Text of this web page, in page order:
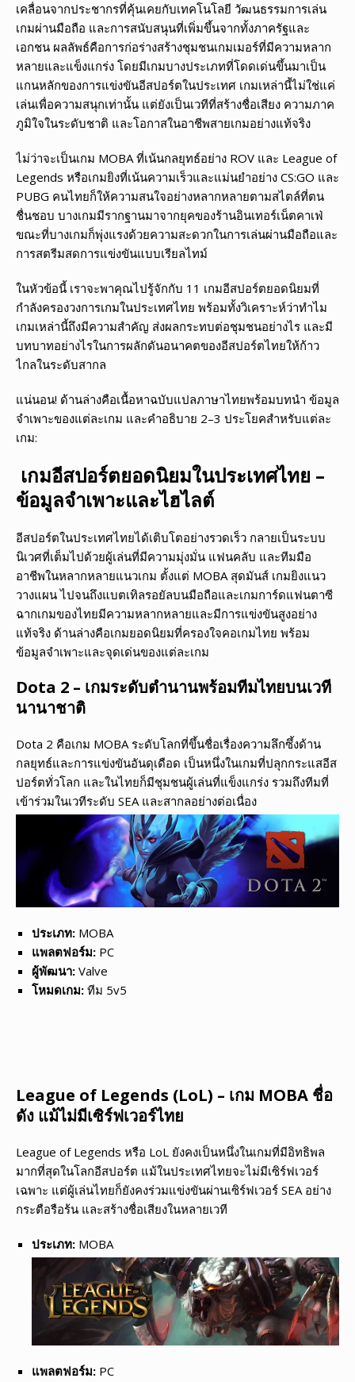
เคลื่อนจากประชากรที่คุ้นเคยกับเทคโนโลยี วัฒนธรรมการเล่น
เกมผ่านมือถือ และการสนับสนุนที่เพิ่มขึ้นจากทั้งภาครัฐและ
เอกชน ผลลัพธ์คือการก่อร่างสร้างชุมชนเกมเมอร์ที่มีความหลาก
หลายและแข็งแกร่ง โดยมีเกมบางประเภทที่โดดเด่นขึ้นมาเป็น
แกนหลักของการแข่งขันอีสปอร์ตในประเทศ เกมเหล่านี้ไม่ใช่แค่
เล่นเพื่อความสนุกเท่านั้น แต่ยังเป็นเวทีที่สร้างชื่อเสียง ความภาค
ภูมิใจในระดับชาติ และโอกาสในอาชีพสายเกมอย่างแท้จริง
ไม่ว่าจะเป็นเกม MOBA ที่เน้นกลยุทธ์อย่าง ROV และ League of
Legends หรือเกมยิงที่เน้นความเร็วและแม่นยำอย่าง CS:GO และ
PUBG คนไทยก็ให้ความสนใจอย่างหลากหลายตามสไตล์ที่ตน
ชื่นชอบ บางเกมมีรากฐานมาจากยุคของร้านอินเทอร์เน็ตคาเฟ่
ขณะที่บางเกมก็พุ่งแรงด้วยความสะดวกในการเล่นผ่านมือถือและ
การสตรีมสดการแข่งขันแบบเรียลไทม์
ในหัวข้อนี้ เราจะพาคุณไปรู้จักกับ 11 เกมอีสปอร์ตยอดนิยมที่
กำลังครองวงการเกมในประเทศไทย พร้อมทั้งวิเคราะห์ว่าทำไม
เกมเหล่านี้ถึงมีความสำคัญ ส่งผลกระทบต่อชุมชนอย่างไร และมี
บทบาทอย่างไรในการผลักดันอนาคตของอีสปอร์ตไทยให้ก้าว
ไกลในระดับสากล
แน่นอน! ด้านล่างคือเนื้อหาฉบับแปลภาษาไทยพร้อมบทนำ ข้อมูล
จำเพาะของแต่ละเกม และคำอธิบาย 2–3 ประโยคสำหรับแต่ละ
เกม:
เกมอีสปอร์ตยอดนิยมในประเทศไทย –
ข้อมูลจำเพาะและไฮไลต์
อีสปอร์ตในประเทศไทยได้เติบโตอย่างรวดเร็ว กลายเป็นระบบ
นิเวศที่เต็มไปด้วยผู้เล่นที่มีความมุ่งมั่น แฟนคลับ และทีมมือ
อาชีพในหลากหลายแนวเกม ตั้งแต่ MOBA สุดมันส์ เกมยิงแนว
วางแผน ไปจนถึงแบตเทิลรอยัลบนมือถือและเกมการ์ดแฟนตาซี
ฉากเกมของไทยมีความหลากหลายและมีการแข่งขันสูงอย่าง
แท้จริง ด้านล่างคือเกมยอดนิยมที่ครองใจคอเกมไทย พร้อม
ข้อมูลจำเพาะและจุดเด่นของแต่ละเกม
Dota 2 – เกมระดับตำนานพร้อมทีมไทยบนเวที
นานาชาติ
Dota 2 คือเกม MOBA ระดับโลกที่ขึ้นชื่อเรื่องความลึกซึ้งด้าน
กลยุทธ์และการแข่งขันอันดุเดือด เป็นหนึ่งในเกมที่ปลุกกระแสอีส
ปอร์ตทั่วโลก และในไทยก็มีชุมชนผู้เล่นที่แข็งแกร่ง รวมถึงทีมที่
เข้าร่วมในเวทีระดับ SEA และสากลอย่างต่อเนื่อง
ประเภท: MOBA
แพลตฟอร์ม: PC
ผู้พัฒนา: Valve
โหมดเกม: ทีม 5v5
League of Legends (LoL) – เกม MOBA ชื่อ
ดัง แม้ไม่มีเซิร์ฟเวอร์ไทย
League of Legends หรือ LoL ยังคงเป็นหนึ่งในเกมที่มีอิทธิพล
มากที่สุดในโลกอีสปอร์ต แม้ในประเทศไทยจะไม่มีเซิร์ฟเวอร์
เฉพาะ แต่ผู้เล่นไทยก็ยังคงร่วมแข่งขันผ่านเซิร์ฟเวอร์ SEA อย่าง
กระตือรือร้น และสร้างชื่อเสียงในหลายเวที
ประเภท: MOBA
แพลตฟอร์ม: PC